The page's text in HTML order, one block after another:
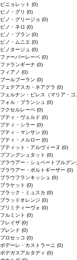
ピニョレット (0)
ピノ・グリ (0)
ピノ・グリージョ (0)
ピノ・ネロ (0)
ピノ・ブラン (0)
ピノ・ムニエ (0)
ピノタージュ (0)
ファーバーレーベ (0)
ファランギーナ (0)
フィアノ (0)
ブールブーラン (0)
フェテアスカ・ネアグラ (0)
フェルナン・ピレス（マリア・ゴ
フォル・ブランシュ (0)
フクセルレーベ (0)
プティ・ヴェルド (0)
プティ・シラー (0)
プティ・マンサン (0)
プティ・メルロー (0)
プティット・アルヴィーヌ (0)
プフングシュタット (0)
ブラウアー・シュペートブルグン
ブラウアー・ポルトギーザー (0)
ブラウフランキッシュ (0)
ブラケット (0)
ブラック・ミュスカ (0)
ブラッドオレンジ (0)
プリミティーヴォ (0)
フルミント (0)
フレイザ (0)
ブレンド (0)
プロセッコ (0)
ポデーレ・カストラーニ (0)
ボデガスアルタディ (0)